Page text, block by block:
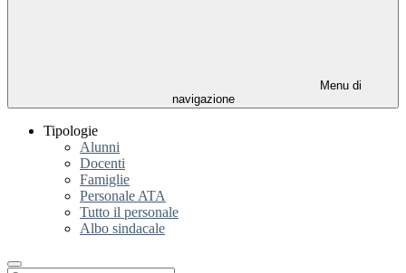
Menu di
navigazione
Tipologie
Alunni
Docenti
Famiglie
Personale ATA
Tutto il personale
Albo sindacale